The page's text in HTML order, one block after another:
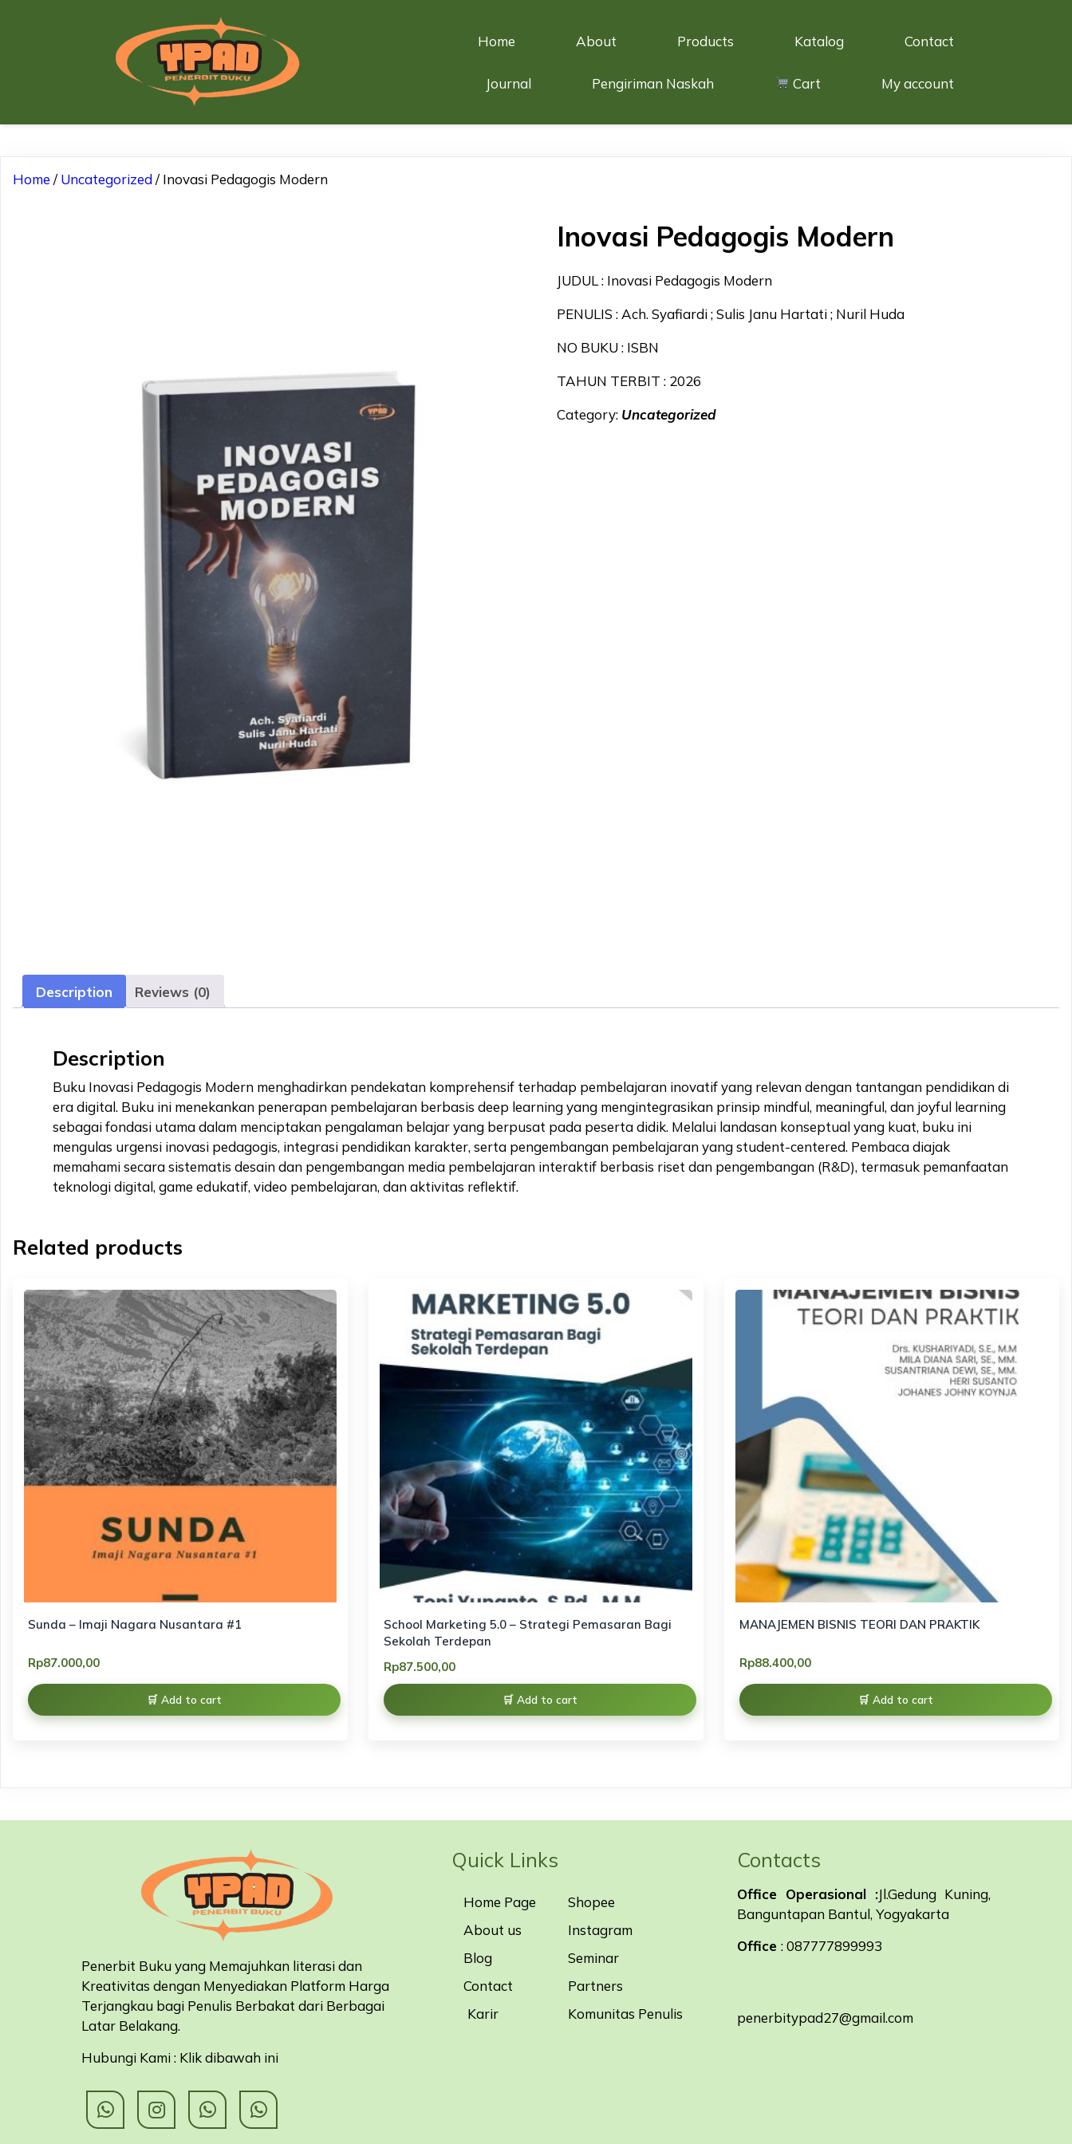
Home About Products Katalog Contact
Journal Pengiriman Naskah Cart My account
Home /Uncategorized/ Inovasi Pedagogis Modern
Inovasi Pedagogis Modern
JUDUL : Inovasi Pedagogis Modern
PENULIS : Ach. Syafiardi ; Sulis Janu Hartati ; Nuril Huda
NO BUKU : ISBN
TAHUN TERBIT : 2026
Category: Uncategorized
Description Reviews (0)
Description
Buku Inovasi Pedagogis Modern menghadirkan pendekatan komprehensif terhadap pembelajaran inovatif yang relevan dengan tantangan pendidikan di
era digital. Buku ini menekankan penerapan pembelajaran berbasis deep learning yang mengintegrasikan prinsip mindful, meaningful, dan joyful learning
sebagai fondasi utama dalam menciptakan pengalaman belajar yang berpusat pada peserta didik. Melalui landasan konseptual yang kuat, buku ini
mengulas urgensi inovasi pedagogis, integrasi pendidikan karakter, serta pengembangan pembelajaran yang student-centered. Pembaca diajak
memahami secara sistematis desain dan pengembangan media pembelajaran interaktif berbasis riset dan pengembangan (R&D), termasuk pemanfaatan
teknologi digital, game edukatif, video pembelajaran, dan aktivitas reflektif.
Related products
Sunda – Imaji Nagara Nusantara #1
Rp87.000,00
Add to cart
School Marketing 5.0 – Strategi Pemasaran Bagi
Sekolah Terdepan
Rp87.500,00
Add to cart
MANAJEMEN BISNIS TEORI DAN PRAKTIK
Rp88.400,00
Add to cart
Penerbit Buku yang Memajuhkan literasi dan
Kreativitas dengan Menyediakan Platform Harga
Terjangkau bagi Penulis Berbakat dari Berbagai
Latar Belakang.
Hubungi Kami : Klik dibawah ini
Quick Links
Home Page
About us
Blog
Contact
Karir
Shopee
Instagram
Seminar
Partners
Komunitas Penulis
Contacts
Office Operasional :Jl.Gedung Kuning,
Banguntapan Bantul, Yogyakarta
Office: 087777899993
penerbitypad27@gmail.com